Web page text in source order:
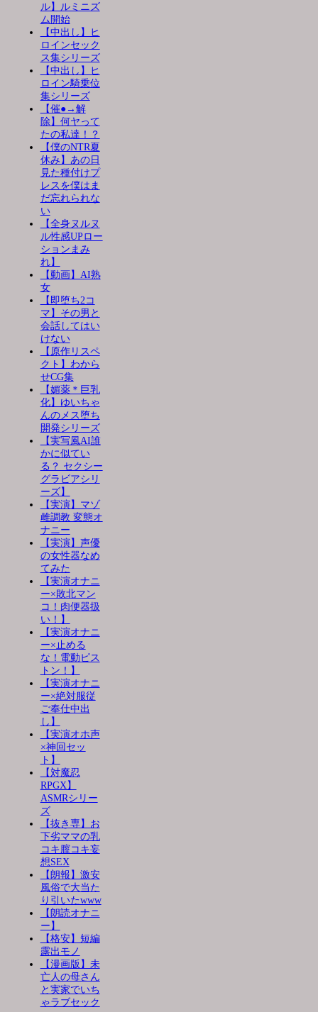
ル】ルミニズ
ム開始
【中出し】ヒ
ロインセック
ス集シリーズ
【中出し】ヒ
ロイン騎乗位
集シリーズ
【催●→解
除】何ヤって
たの私達！？
【僕のNTR夏
休み】あの日
見た種付けプ
レスを僕はま
だ忘れられな
い
【全身ヌルヌ
ル性感UPロー
ションまみ
れ】
【動画】AI熟
女
【即堕ち2コ
マ】その男と
会話してはい
けない
【原作リスペ
クト】わから
せCG集
【媚薬＊巨乳
化】ゆいちゃ
んのメス堕ち
開発シリーズ
【実写風AI誰
かに似てい
る？ セクシー
グラビアシリ
ーズ】
【実演】マゾ
雌調教 変態オ
ナニー
【実演】声優
の女性器なめ
てみた
【実演オナニ
ー×敗北マン
コ！肉便器扱
い！】
【実演オナニ
ー×止める
な！電動ピス
トン！】
【実演オナニ
ー×絶対服従
ご奉仕中出
し】
【実演オホ声
×神回セッ
ト】
【対魔忍
RPGX】
ASMRシリー
ズ
【抜き専】お
下劣ママの乳
コキ膣コキ妄
想SEX
【朗報】激安
風俗で大当た
り引いたwww
【朗読オナニ
ー】
【格安】短編
露出モノ
【漫画版】未
亡人の母さん
と実家でいち
ゃラブセック